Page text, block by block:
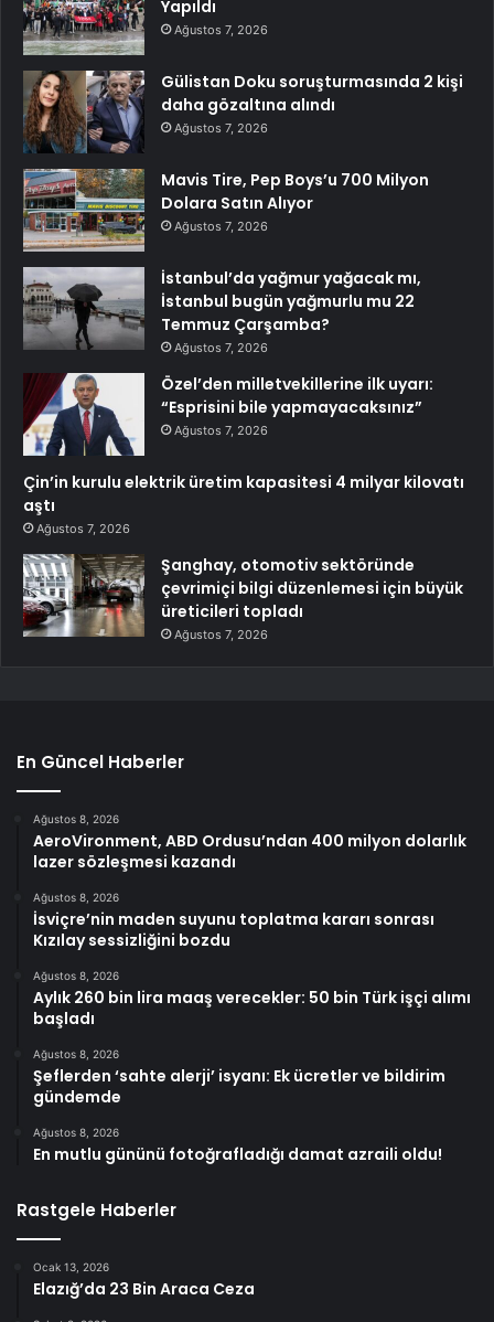
Yapıldı
Ağustos 7, 2026
Gülistan Doku soruşturmasında 2 kişi
daha gözaltına alındı
Ağustos 7, 2026
Mavis Tire, Pep Boys’u 700 Milyon
Dolara Satın Alıyor
Ağustos 7, 2026
İstanbul’da yağmur yağacak mı,
İstanbul bugün yağmurlu mu 22
Temmuz Çarşamba?
Ağustos 7, 2026
Özel’den milletvekillerine ilk uyarı:
“Esprisini bile yapmayacaksınız”
Ağustos 7, 2026
Çin’in kurulu elektrik üretim kapasitesi 4 milyar kilovatı
aştı
Ağustos 7, 2026
Şanghay, otomotiv sektöründe
çevrimiçi bilgi düzenlemesi için büyük
üreticileri topladı
Ağustos 7, 2026
En Güncel Haberler
Ağustos 8, 2026
AeroVironment, ABD Ordusu’ndan 400 milyon dolarlık
lazer sözleşmesi kazandı
Ağustos 8, 2026
İsviçre’nin maden suyunu toplatma kararı sonrası
Kızılay sessizliğini bozdu
Ağustos 8, 2026
Aylık 260 bin lira maaş verecekler: 50 bin Türk işçi alımı
başladı
Ağustos 8, 2026
Şeflerden ‘sahte alerji’ isyanı: Ek ücretler ve bildirim
gündemde
Ağustos 8, 2026
En mutlu gününü fotoğrafladığı damat azraili oldu!
Rastgele Haberler
Ocak 13, 2026
Elazığ’da 23 Bin Araca Ceza